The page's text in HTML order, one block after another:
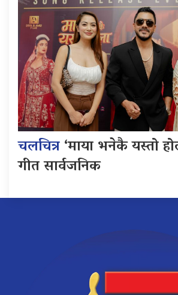
चलचित्र‘माया भनेकै यस्तो
गीत सार्वजनिक